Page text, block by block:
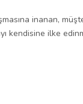
inanan,
kendisine ilke